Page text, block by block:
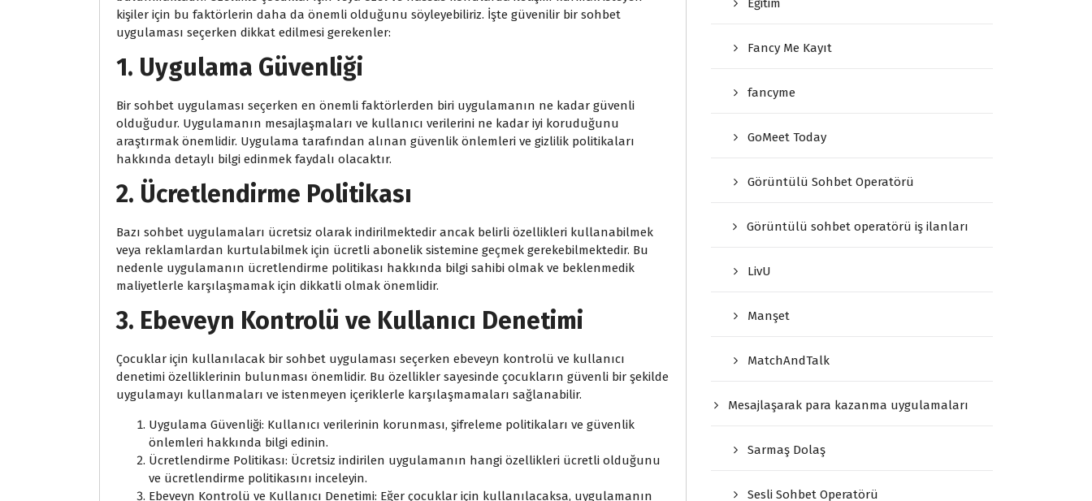
kişiler için bu faktörlerin daha da önemli olduğunu söyleyebiliriz. İşte güvenilir bir sohbet
uygulaması seçerken dikkat edilmesi gerekenler:
1. Uygulama Güvenliği
Bir sohbet uygulaması seçerken en önemli faktörlerden biri uygulamanın ne kadar güvenli
olduğudur. Uygulamanın mesajlaşmaları ve kullanıcı verilerini ne kadar iyi koruduğunu
araştırmak önemlidir. Uygulama tarafından alınan güvenlik önlemleri ve gizlilik politikaları
hakkında detaylı bilgi edinmek faydalı olacaktır.
2. Ücretlendirme Politikası
Bazı sohbet uygulamaları ücretsiz olarak indirilmektedir ancak belirli özellikleri kullanabilmek
veya reklamlardan kurtulabilmek için ücretli abonelik sistemine geçmek gerekebilmektedir. Bu
nedenle uygulamanın ücretlendirme politikası hakkında bilgi sahibi olmak ve beklenmedik
maliyetlerle karşılaşmamak için dikkatli olmak önemlidir.
3. Ebeveyn Kontrolü ve Kullanıcı Denetimi
Çocuklar için kullanılacak bir sohbet uygulaması seçerken ebeveyn kontrolü ve kullanıcı
denetimi özelliklerinin bulunması önemlidir. Bu özellikler sayesinde çocukların güvenli bir şekilde
uygulamayı kullanmaları ve istenmeyen içeriklerle karşılaşmamaları sağlanabilir.
Uygulama Güvenliği: Kullanıcı verilerinin korunması, şifreleme politikaları ve güvenlik
önlemleri hakkında bilgi edinin.
Ücretlendirme Politikası: Ücretsiz indirilen uygulamanın hangi özellikleri ücretli olduğunu
ve ücretlendirme politikasını inceleyin.
Ebeveyn Kontrolü ve Kullanıcı Denetimi: Eğer çocuklar için kullanılacaksa, uygulamanın
Eğitim
Fancy Me Kayıt
fancyme
GoMeet Today
Görüntülü Sohbet Operatörü
Görüntülü sohbet operatörü iş ilanları
LivU
Manşet
MatchAndTalk
Mesajlaşarak para kazanma uygulamaları
Sarmaş Dolaş
Sesli Sohbet Operatörü